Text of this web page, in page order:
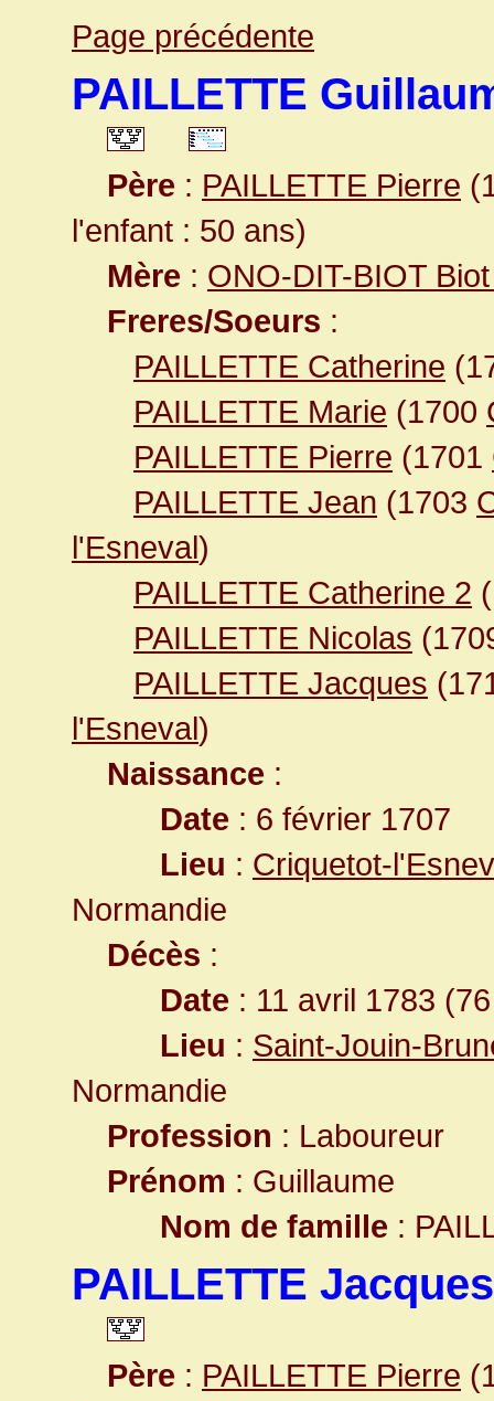
Page précédente
PAILLETTE
Père : PAILLETTE Pierre
l'enfant : 50 ans)
Mère : ONO-DIT-BIOT
Freres/Soeurs :
PAILLETTE Catherine
PAILLETTE Marie (1700
PAILLETTE Pierre (1701
PAILLETTE Jean (1703
l'Esneval)
PAILLETTE Catherine 2
PAILLETTE Nicolas
PAILLETTE Jacques
l'Esneval)
Naissance :
Date : 6 février 1707
Lieu : Criquetot-
Normandie
Décès :
Date : 11 avril 1783
Lieu : Saint-Jouin-
Normandie
Profession : Laboureur
Prénom : Guillaume
Nom de famille :
PAILLETTE Jacques
Père : PAILLETTE Pierre